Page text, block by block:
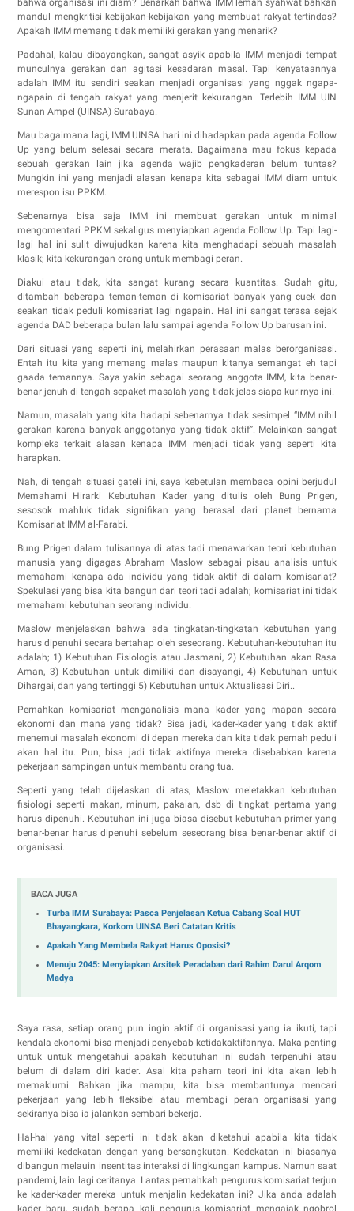
mandul mengkritisi kebijakan-kebijakan yang membuat rakyat tertindas?
Apakah IMM memang tidak memiliki gerakan yang menarik?
Padahal, kalau dibayangkan, sangat asyik apabila IMM menjadi tempat
munculnya gerakan dan agitasi kesadaran masal. Tapi kenyataannya
adalah IMM itu sendiri seakan menjadi organisasi yang nggak ngapa-
ngapain di tengah rakyat yang menjerit kekurangan. Terlebih IMM UIN
Sunan Ampel (UINSA) Surabaya.
Mau bagaimana lagi, IMM UINSA hari ini dihadapkan pada agenda Follow
Up yang belum selesai secara merata. Bagaimana mau fokus kepada
sebuah gerakan lain jika agenda wajib pengkaderan belum tuntas?
Mungkin ini yang menjadi alasan kenapa kita sebagai IMM diam untuk
merespon isu PPKM.
Sebenarnya bisa saja IMM ini membuat gerakan untuk minimal
mengomentari PPKM sekaligus menyiapkan agenda Follow Up. Tapi lagi-
lagi hal ini sulit diwujudkan karena kita menghadapi sebuah masalah
klasik; kita kekurangan orang untuk membagi peran.
Diakui atau tidak, kita sangat kurang secara kuantitas. Sudah gitu,
ditambah beberapa teman-teman di komisariat banyak yang cuek dan
seakan tidak peduli komisariat lagi ngapain. Hal ini sangat terasa sejak
agenda DAD beberapa bulan lalu sampai agenda Follow Up barusan ini.
Dari situasi yang seperti ini, melahirkan perasaan malas berorganisasi.
Entah itu kita yang memang malas maupun kitanya semangat eh tapi
gaada temannya. Saya yakin sebagai seorang anggota IMM, kita benar-
benar jenuh di tengah sepaket masalah yang tidak jelas siapa kurirnya ini.
Namun, masalah yang kita hadapi sebenarnya tidak sesimpel “IMM nihil
gerakan karena banyak anggotanya yang tidak aktif”. Melainkan sangat
kompleks terkait alasan kenapa IMM menjadi tidak yang seperti kita
harapkan.
Nah, di tengah situasi gateli ini, saya kebetulan membaca opini berjudul
Memahami Hirarki Kebutuhan Kader yang ditulis oleh Bung Prigen,
sesosok mahluk tidak signifikan yang berasal dari planet bernama
Komisariat IMM al-Farabi.
Bung Prigen dalam tulisannya di atas tadi menawarkan teori kebutuhan
manusia yang digagas Abraham Maslow sebagai pisau analisis untuk
memahami kenapa ada individu yang tidak aktif di dalam komisariat?
Spekulasi yang bisa kita bangun dari teori tadi adalah; komisariat ini tidak
memahami kebutuhan seorang individu.
Maslow menjelaskan bahwa ada tingkatan-tingkatan kebutuhan yang
harus dipenuhi secara bertahap oleh seseorang. Kebutuhan-kebutuhan itu
adalah; 1) Kebutuhan Fisiologis atau Jasmani, 2) Kebutuhan akan Rasa
Aman, 3) Kebutuhan untuk dimiliki dan disayangi, 4) Kebutuhan untuk
Dihargai, dan yang tertinggi 5) Kebutuhan untuk Aktualisasi Diri..
Pernahkan komisariat menganalisis mana kader yang mapan secara
ekonomi dan mana yang tidak? Bisa jadi, kader-kader yang tidak aktif
menemui masalah ekonomi di depan mereka dan kita tidak pernah peduli
akan hal itu. Pun, bisa jadi tidak aktifnya mereka disebabkan karena
pekerjaan sampingan untuk membantu orang tua.
Seperti yang telah dijelaskan di atas, Maslow meletakkan kebutuhan
fisiologi seperti makan, minum, pakaian, dsb di tingkat pertama yang
harus dipenuhi. Kebutuhan ini juga biasa disebut kebutuhan primer yang
benar-benar harus dipenuhi sebelum seseorang bisa benar-benar aktif di
organisasi.
BACA JUGA
Turba IMM Surabaya: Pasca Penjelasan Ketua Cabang Soal HUT
Bhayangkara, Korkom UINSA Beri Catatan Kritis
Apakah Yang Membela Rakyat Harus Oposisi?
Menuju 2045: Menyiapkan Arsitek Peradaban dari Rahim Darul Arqom
Madya
Saya rasa, setiap orang pun ingin aktif di organisasi yang ia ikuti, tapi
kendala ekonomi bisa menjadi penyebab ketidakaktifannya. Maka penting
untuk untuk mengetahui apakah kebutuhan ini sudah terpenuhi atau
belum di dalam diri kader. Asal kita paham teori ini kita akan lebih
memaklumi. Bahkan jika mampu, kita bisa membantunya mencari
pekerjaan yang lebih fleksibel atau membagi peran organisasi yang
sekiranya bisa ia jalankan sembari bekerja.
Hal-hal yang vital seperti ini tidak akan diketahui apabila kita tidak
memiliki kedekatan dengan yang bersangkutan. Kedekatan ini biasanya
dibangun melauin insentitas interaksi di lingkungan kampus. Namun saat
pandemi, lain lagi ceritanya. Lantas pernahkah pengurus komisariat terjun
ke kader-kader mereka untuk menjalin kedekatan ini? Jika anda adalah
kader baru, sudah berapa kali pengurus komisariat mengajak ngobrol